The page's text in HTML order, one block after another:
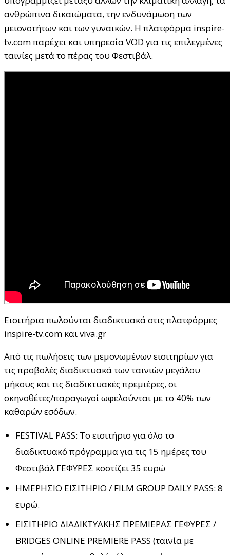
ανθρώπινα δικαιώματα, την ενδυνάμωση των
μειονοτήτων και των γυναικών. Η πλατφόρμα inspire-
tv.com παρέχει και υπηρεσία VOD για τις επιλεγμένες
ταινίες μετά το πέρας του Φεστιβάλ.
Εισιτήρια πωλούνται διαδικτυακά στις πλατφόρμες
inspire-tv.com και viva.gr
Από τις πωλήσεις των μεμονωμένων εισιτηρίων για
τις προβολές διαδικτυακά των ταινιών μεγάλου
μήκους και τις διαδικτυακές πρεμιέρες, οι
σκηνοθέτες/παραγωγοί ωφελούνται με το 40% των
καθαρών εσόδων.
FESTIVAL PASS: Το εισιτήριο για όλο το
διαδικτυακό πρόγραμμα για τις 15 ημέρες του
Φεστιβάλ ΓΕΦΥΡΕΣ κοστίζει 35 ευρώ
ΗΜΕΡΗΣΙΟ ΕΙΣΙΤΗΡΙΟ / FILM GROUP DAILY PASS: 8
ευρώ.
ΕΙΣΙΤΗΡΙΟ ΔΙΑΔΙΚΤΥΑΚΗΣ ΠΡΕΜΙΕΡΑΣ ΓΕΦΥΡΕΣ /
BRIDGES ONLINE PREMIERE PASS (ταινία με